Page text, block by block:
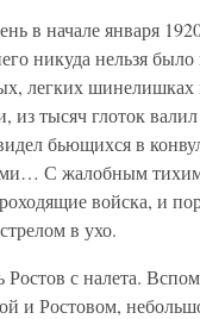
в начале января
никуда нельзя
легких шинелишках
из тысяч глоток
бьющихся в
С жалобным
войска, и
в ухо.
с налета.
и Ростовом,